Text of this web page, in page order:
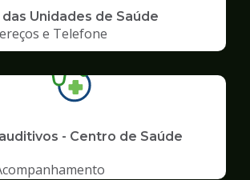
Unidades de Saúde
e Telefone
- Centro de Saúde